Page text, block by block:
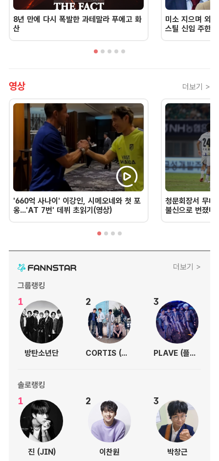
8년 만에 다시 폭발한 과테말라 푸에고 화
산
미소 지으며 외
스틸 신임 주한
영상 더보기 >
'660억 사나이' 이강인, 시메오네와 첫 포
옹...'AT 7번' 데뷔 초읽기(영상)
청문회장서 무너
불신으로 번졌
더보기 >
그룹랭킹
1
방탄소년단
2
CORTIS (코르티스)
3
PLAVE (플레이브)
솔로랭킹
1
진 (JIN)
2
이찬원
3
박창근